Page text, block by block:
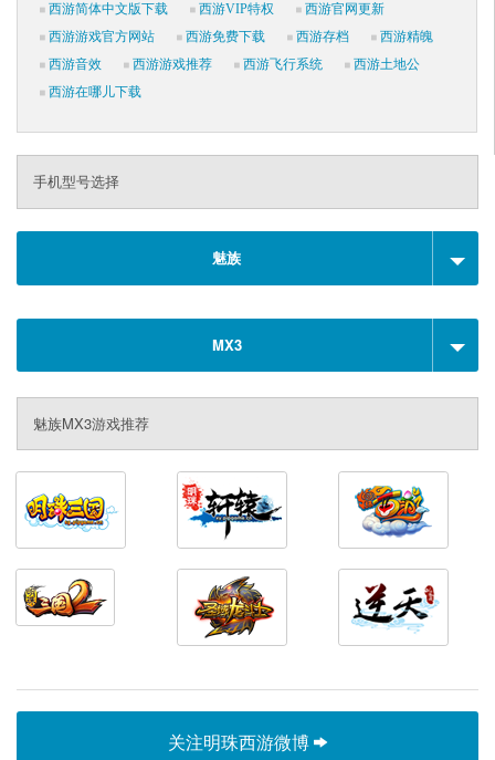
西游简体中文版下载
西游VIP特权
西游官网更新
西游游戏官方网站
西游免费下载 西游存档
西游精魄
西游音效
西游游戏推荐 西游飞行系统
西游土地公
西游在哪儿下载
手机型号选择
魅族
MX3
魅族MX3游戏推荐
关注明珠西游微博